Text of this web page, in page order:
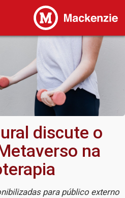
discute o
na
para público externo